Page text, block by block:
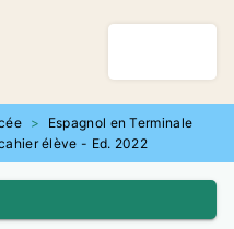
>
Espagnol en Terminale
élève - Ed. 2022